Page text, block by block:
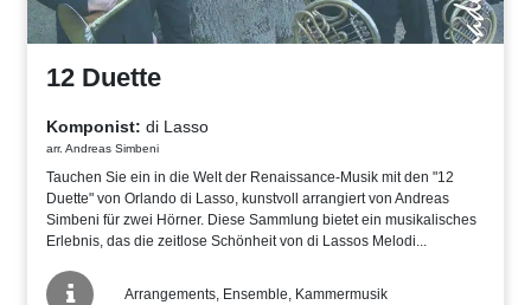
12 Duette
Komponist: di Lasso
arr. Andreas Simbeni
Tauchen Sie ein in die Welt der Renaissance-Musik mit den "12
Duette" von Orlando di Lasso, kunstvoll arrangiert von Andreas
Simbeni für zwei Hörner. Diese Sammlung bietet ein musikalisches
Erlebnis, das die zeitlose Schönheit von di Lassos Melodi...
Arrangements, Ensemble, Kammermusik